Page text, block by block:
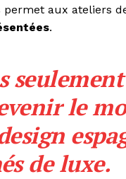
aux ateliers
.
le
de luxe.